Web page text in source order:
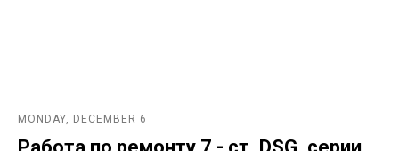
MONDAY, DECEMBER 6